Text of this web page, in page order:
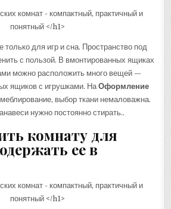
только для игр и сна. Пространство под
с пользой. В вмонтированных ящиках
можно расположить много вещей —
ящиков с игрушками. НаОформление
выбор ткани немаловажна.
нужно постоянно стирать..
комнату для
ее в